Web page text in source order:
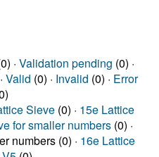
· Validation pending (0) ·
Valid (0) · Invalid (0) · Error
Sieve (0) · 15e Lattice
for smaller numbers (0) ·
numbers (0) · 16e Lattice